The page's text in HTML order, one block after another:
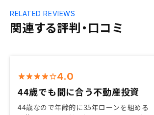
関連する評判・口コミ
RELATED REVIEWS
4.0
44歳でも間に合う不動産投資
44歳なので年齢的に35年ローンを組める